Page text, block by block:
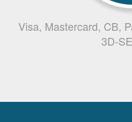
Visa, Mastercard, CB,
3D-